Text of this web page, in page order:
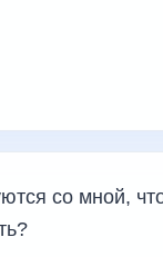
со мной,